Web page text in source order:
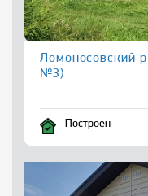
Ломоносовский
№3)
Построен